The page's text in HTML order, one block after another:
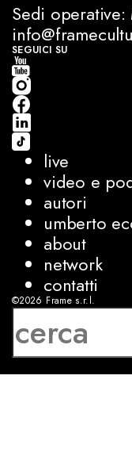
Sedi
SEGUICI SU
live
video e
autori
umberto
about
network
contatti
©2026 Frame s.r.l.
P.IVA 08927250962
sviluppo:Luca Bunino